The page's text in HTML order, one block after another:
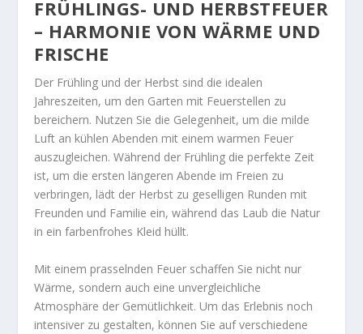
FRÜHLINGS- UND HERBSTFEUER
– HARMONIE VON WÄRME UND
FRISCHE
Der Frühling und der Herbst sind die idealen
Jahreszeiten, um den Garten mit Feuerstellen zu
bereichern. Nutzen Sie die Gelegenheit, um die milde
Luft an kühlen Abenden mit einem warmen Feuer
auszugleichen. Während der Frühling die perfekte Zeit
ist, um die ersten längeren Abende im Freien zu
verbringen, lädt der Herbst zu geselligen Runden mit
Freunden und Familie ein, während das Laub die Natur
in ein farbenfrohes Kleid hüllt.
Mit einem prasselnden Feuer schaffen Sie nicht nur
Wärme, sondern auch eine unvergleichliche
Atmosphäre der Gemütlichkeit. Um das Erlebnis noch
intensiver zu gestalten, können Sie auf verschiedene